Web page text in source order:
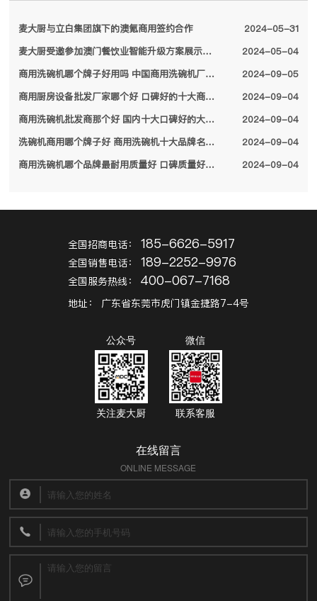
麦大厨与立白集团旗下的澳氪商用签约合作
2024-05-31
麦大厨受邀参加澳门餐饮业智能升级方案展示会，备受特区领导关注
2024-05-04
商用洗碗机哪个牌子好用吗 中国商用洗碗机厂家排名前十名单2024
2024-09-05
商用厨房设备批发厂家哪个好 口碑好的十大商用厨房设备厂家名单2024
2024-09-04
商用洗碗机批发商那个好 国内十大口碑好的大型商用洗碗机厂家名单2024
2024-09-04
洗碗机商用哪个牌子好 商用洗碗机十大品牌名单2024
2024-09-04
商用洗碗机哪个品牌最耐用质量好 口碑质量好的十大商用洗碗机品牌2024
2024-09-04
全国招商电话： 185-6626-5917
全国销售电话： 189-2252-9976
全国服务热线： 400-067-7168
地址： 广东省东莞市虎门镇金捷路7-4号
公众号
关注麦大厨
微信
联系客服
在线留言
ONLINE MESSAGE